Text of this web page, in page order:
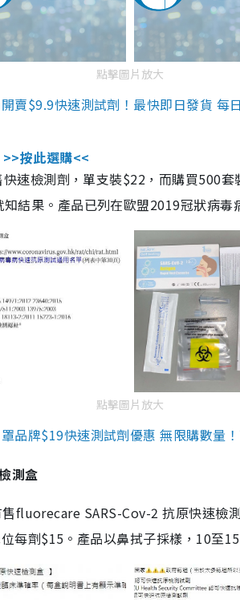
點擊圖片放大
賣$9.9快速測試劑！最快即日發貨 每
>>按此選購<<
速檢測劑，單支裝$22，而購買500
結果。產品已列在歐盟2019冠狀病毒
點擊圖片放大
品牌$19快速測試劑優惠 無限購數量
測盒
fluorecare SARS-Cov-2 抗原快速檢
每劑$15。產品以鼻拭子採樣，10至